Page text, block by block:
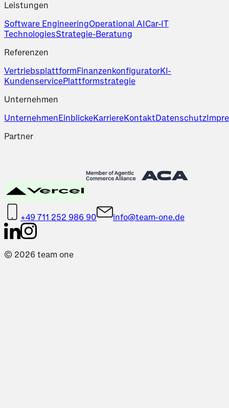
Leistungen
Software EngineeringOperational AICar-IT
TechnologiesStrategie-Beratung
Referenzen
VertriebsplattformFinanzenkonfiguratorKI-
KundenservicePlattformstrategie
Unternehmen
UnternehmenEinblickeKarriereKontaktDatenschutz
Partner
+49 711 252 986 90 info@team-one.de
© 2026 team one